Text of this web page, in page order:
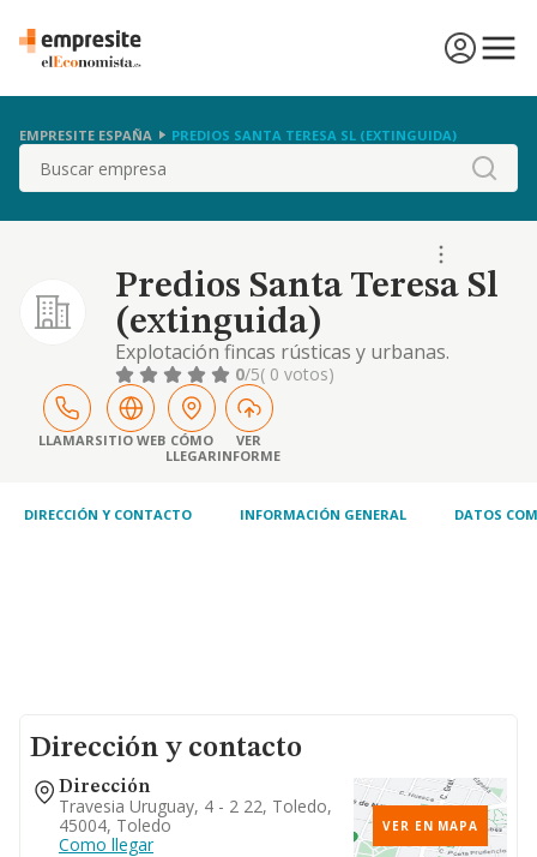
EMPRESITE ESPAÑA PREDIOS SANTA TERESA SL (EXTINGUIDA)
Buscar
Predios Santa Teresa Sl
(extinguida)
Explotación fincas rústicas y urbanas.
tenencia, adquisición y venta valores
mobiliarios. promoción y desarrollo de
operaciones inmobiliarias y urbanísticas,
mediante adquisición, planificación,
ordenación, urbanización y parcelación
directamente o por terceros.
0/5( 0 votos)
LLAMARSITIO WEB CÓMO
LLEGAR
VER
INFORME
DIRECCIÓN Y CONTACTO INFORMACIÓN GENERAL DATOS
Dirección y contacto
Dirección
Travesia Uruguay, 4 - 2 22, Toledo,
45004, Toledo
Como llegar
VER EN MAPA